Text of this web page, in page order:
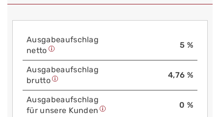
Aus­gabe­auf­schlag
netto
5 %
Aus­gabe­auf­schlag
brutto
4,76 %
Aus­gabe­auf­schlag
für unsere Kunden
0 %